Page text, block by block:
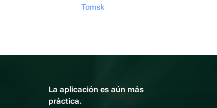
Tomsk
La aplicación es aún más
práctica.